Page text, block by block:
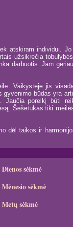
atskiram individui.
užsikrečia tobulybės
darbuotis. Jam
Vaikystėje jis
gyvenimo būdas yra
Jaučia poreikį būti
Šešetukas tiki
dėl taikos ir
Dienos sėkmė
Mėnesio sėkmė
Metų sėkmė